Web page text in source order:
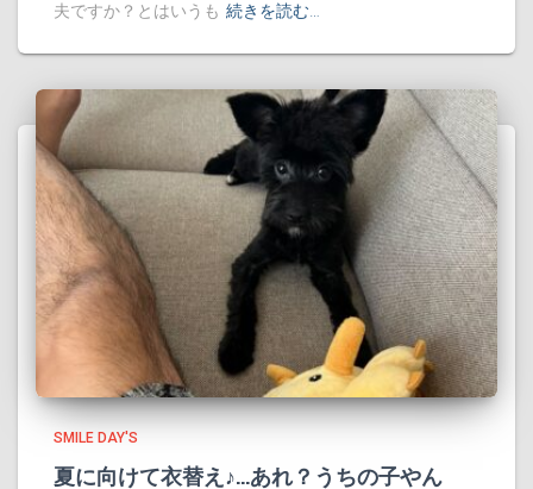
夫ですか？とはいうも 続きを読む…
SMILE DAY'S
夏に向けて衣替え♪…あれ？うちの子やん